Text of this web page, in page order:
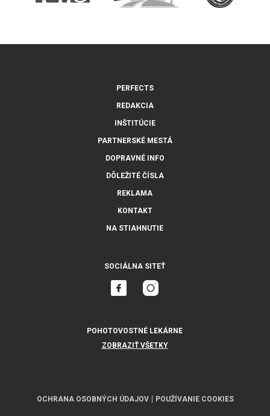
PERFECTS
REDAKCIA
INŠTITÚCIE
PARTNERSKÉ MESTÁ
DOPRAVNÉ INFO
DÔLEŽITÉ ČÍSLA
REKLAMA
KONTAKT
NA STIAHNUTIE
SOCIÁLNA SITEŤ
POHOTOVOSTNÉ LEKÁRNE
ZOBRAZIŤ VŠETKY
OCHRANA OSOBNÝCH ÚDAJOV POUŽÍVANIE COOKIES